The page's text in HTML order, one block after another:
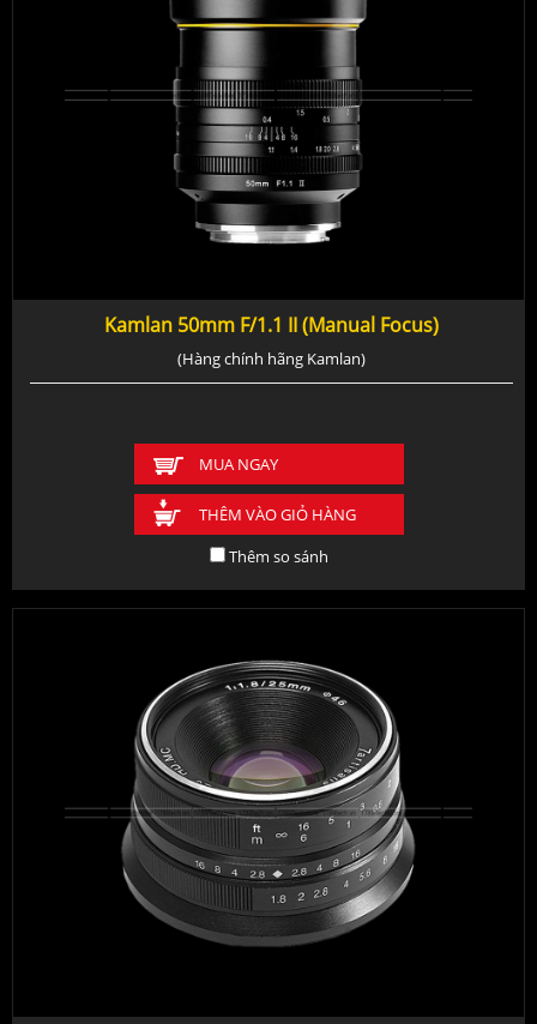
Kamlan 50mm F/1.1 II (Manual Focus)
(Hàng chính hãng Kamlan)
MUA NGAY
THÊM VÀO GIỎ HÀNG
Thêm so sánh